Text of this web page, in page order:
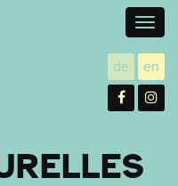
de utsch
en